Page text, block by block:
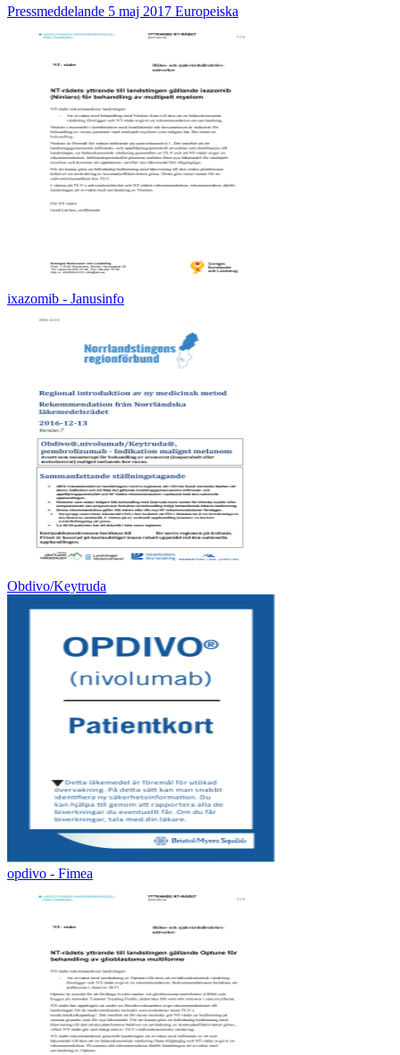
Pressmeddelande 5 maj 2017 Europeiska
ixazomib - Janusinfo
Obdivo/Keytruda
opdivo - Fimea